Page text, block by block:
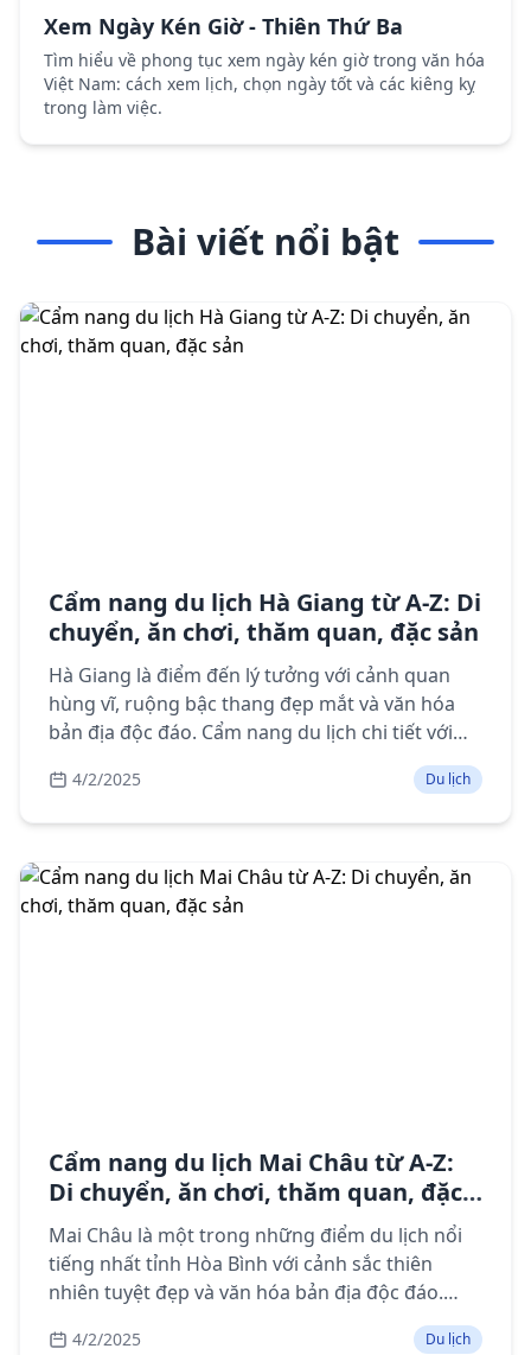
Xem Ngày Kén Giờ - Thiên Thứ Ba
Tìm hiểu về phong tục xem ngày kén giờ trong văn hóa
Việt Nam: cách xem lịch, chọn ngày tốt và các kiêng kỵ
trong làm việc.
Bài viết nổi bật
Cẩm nang du lịch Hà Giang từ A-Z: Di
chuyển, ăn chơi, thăm quan, đặc sản
Hà Giang là điểm đến lý tưởng với cảnh quan
hùng vĩ, ruộng bậc thang đẹp mắt và văn hóa
bản địa độc đáo. Cẩm nang du lịch chi tiết với
thông tin di chuyển, lưu trú, điểm tham quan,
ẩm thực và lưu ý khi du lịch Hà Giang.
4/2/2025 Du lịch
Cẩm nang du lịch Mai Châu từ A-Z:
Di chuyển, ăn chơi, thăm quan, đặc
sản
Mai Châu là một trong những điểm du lịch nổi
tiếng nhất tỉnh Hòa Bình với cảnh sắc thiên
nhiên tuyệt đẹp và văn hóa bản địa độc đáo.
chuyển, lưu trú, điểm tham quan, ẩm thực và
4/2/2025 Du lịch